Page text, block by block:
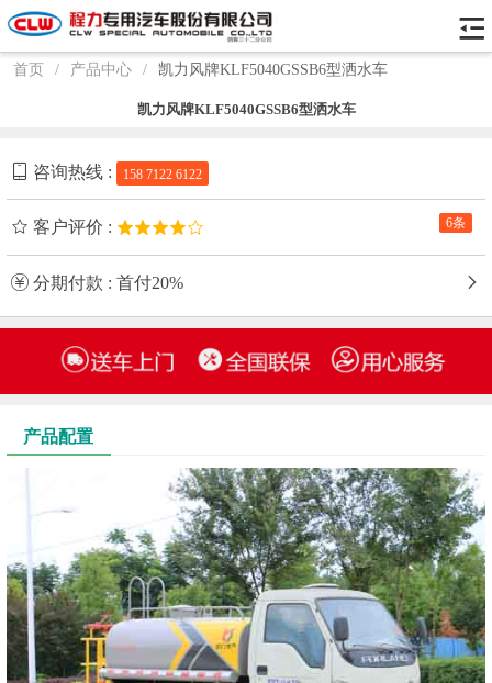
首页 / 产品中心 / 凯力风牌KLF5040GSSB6型洒水车
凯力风牌KLF5040GSSB6型洒水车
咨询热线 : 158 7122 6122
6条
客户评价 :
分期付款 : 首付20%
产品配置